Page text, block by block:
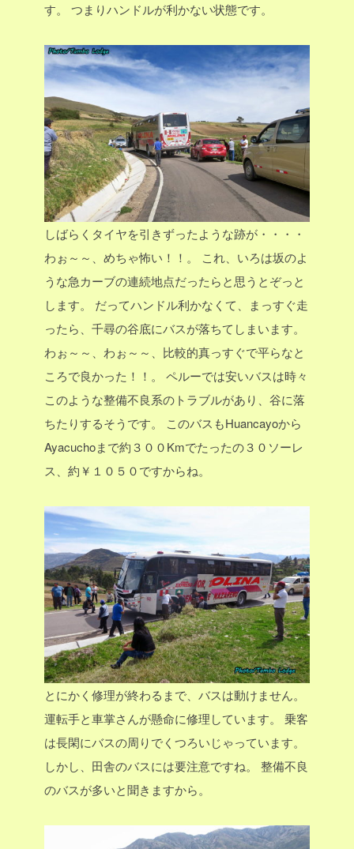
す。
つまりハンドルが利かない状態です。
しばらくタイヤを引きずったような跡が・・・・
わぉ～～、めちゃ怖い！！。
これ、いろは坂のよ
うな急カーブの連続地点だったらと思うとぞっと
します。
だってハンドル利かなくて、まっすぐ走
ったら、千尋の谷底にバスが落ちてしまいます。
わぉ～～、わぉ～～、比較的真っすぐで平らなと
ころで良かった！！。
ペルーでは安いバスは時々
このような整備不良系のトラブルがあり、谷に落
ちたりするそうです。
このバスもHuancayoから
Ayacuchoまで約３００Kmでたったの３０ソーレ
ス、約￥１０５０ですからね。
とにかく修理が終わるまで、バスは動けません。
運転手と車掌さんが懸命に修理しています。
乗客
は長閑にバスの周りでくつろいじゃっています。
しかし、田舎のバスには要注意ですね。
整備不良
のバスが多いと聞きますから。